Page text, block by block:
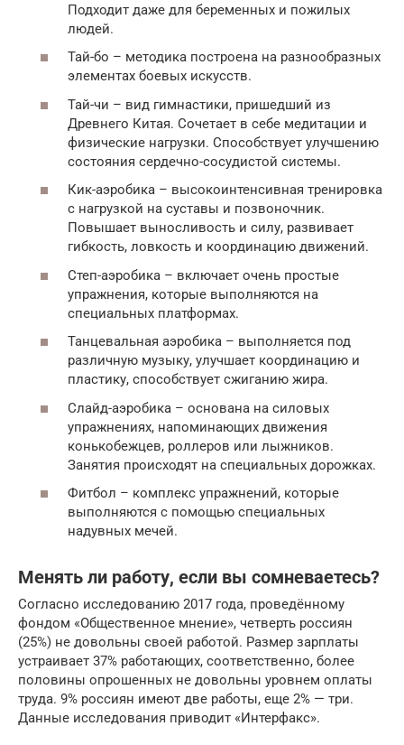
Подходит даже для беременных и пожилых
людей.
Тай-бо – методика построена на разнообразных
элементах боевых искусств.
Тай-чи – вид гимнастики, пришедший из
Древнего Китая. Сочетает в себе медитации и
физические нагрузки. Способствует улучшению
состояния сердечно-сосудистой системы.
Кик-аэробика – высокоинтенсивная тренировка
с нагрузкой на суставы и позвоночник.
Повышает выносливость и силу, развивает
гибкость, ловкость и координацию движений.
Степ-аэробика – включает очень простые
упражнения, которые выполняются на
специальных платформах.
Танцевальная аэробика – выполняется под
различную музыку, улучшает координацию и
пластику, способствует сжиганию жира.
Слайд-аэробика – основана на силовых
упражнениях, напоминающих движения
конькобежцев, роллеров или лыжников.
Занятия происходят на специальных дорожках.
Фитбол – комплекс упражнений, которые
выполняются с помощью специальных
надувных мечей.
Менять ли работу, если вы сомневаетесь?
Согласно исследованию 2017 года, проведённому
фондом «Общественное мнение», четверть россиян
(25%) не довольны своей работой. Размер зарплаты
устраивает 37% работающих, соответственно, более
половины опрошенных не довольны уровнем оплаты
труда. 9% россиян имеют две работы, еще 2% — три.
Данные исследования приводит «Интерфакс».